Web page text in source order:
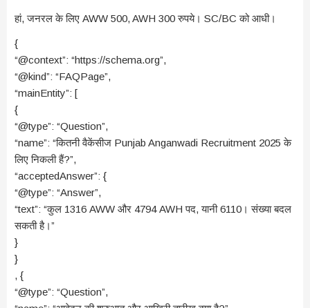
हां, जनरल के लिए AWW 500, AWH 300 रुपये। SC/BC को आधी।
{
“@context”: “https://schema.org”,
“@kind”: “FAQPage”,
“mainEntity”: [
{
“@type”: “Question”,
“name”: “कितनी वैकेंसीज Punjab Anganwadi Recruitment 2025 के
लिए निकली हैं?”,
“acceptedAnswer”: {
“@type”: “Answer”,
“text”: “कुल 1316 AWW और 4794 AWH पद, यानी 6110। संख्या बदल
सकती है।”
}
}
, {
“@type”: “Question”,